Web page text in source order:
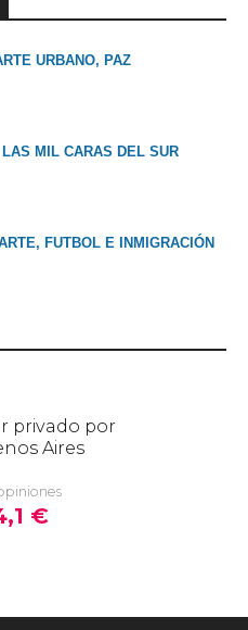
URBANO, PAZ
MIL CARAS DEL SUR
FUTBOL E INMIGRACIÓN